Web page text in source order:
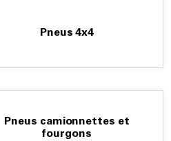
Pneus 4x4
Pneus camionnettes et
fourgons